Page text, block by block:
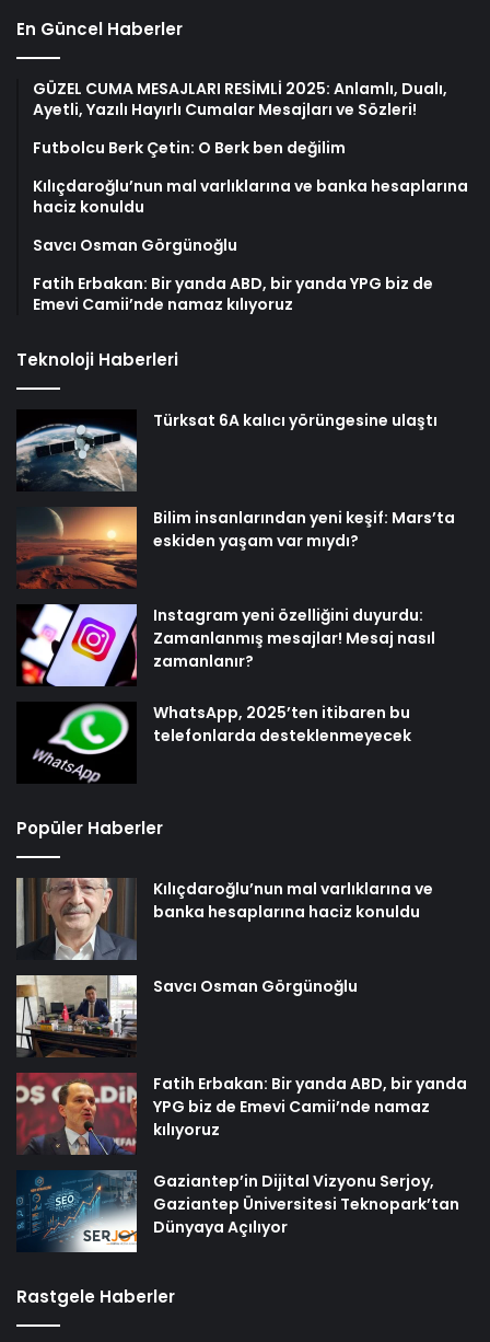
En Güncel Haberler
GÜZEL CUMA MESAJLARI RESİMLİ 2025: Anlamlı, Dualı,
Ayetli, Yazılı Hayırlı Cumalar Mesajları ve Sözleri!
Futbolcu Berk Çetin: O Berk ben değilim
Kılıçdaroğlu’nun mal varlıklarına ve banka hesaplarına
haciz konuldu
Savcı Osman Görgünoğlu
Fatih Erbakan: Bir yanda ABD, bir yanda YPG biz de
Emevi Camii’nde namaz kılıyoruz
Teknoloji Haberleri
Türksat 6A kalıcı yörüngesine ulaştı
Bilim insanlarından yeni keşif: Mars’ta
eskiden yaşam var mıydı?
Instagram yeni özelliğini duyurdu:
Zamanlanmış mesajlar! Mesaj nasıl
zamanlanır?
WhatsApp, 2025’ten itibaren bu
telefonlarda desteklenmeyecek
Popüler Haberler
Kılıçdaroğlu’nun mal varlıklarına ve
banka hesaplarına haciz konuldu
Savcı Osman Görgünoğlu
Fatih Erbakan: Bir yanda ABD, bir yanda
YPG biz de Emevi Camii’nde namaz
kılıyoruz
Gaziantep’in Dijital Vizyonu Serjoy,
Gaziantep Üniversitesi Teknopark’tan
Dünyaya Açılıyor
Rastgele Haberler